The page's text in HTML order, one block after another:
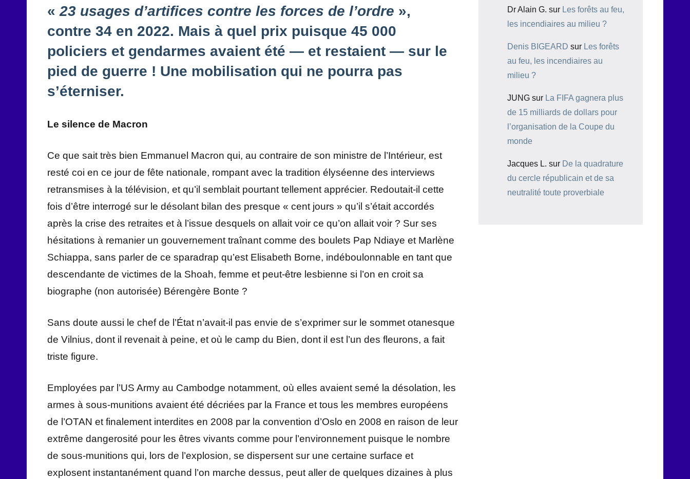
«23 usages d’artifices contre les forces de l’ordre »,
contre 34 en 2022. Mais à quel prix puisque 45 000
policiers et gendarmes avaient été — et restaient — sur le
pied de guerre ! Une mobilisation qui ne pourra pas
s’éterniser.
Le silence de Macron
Ce que sait très bien Emmanuel Macron qui, au contraire de son ministre de l’Intérieur, est
resté coi en ce jour de fête nationale, rompant avec la tradition élyséenne des interviews
retransmises à la télévision, et qu’il semblait pourtant tellement apprécier. Redoutait-il cette
fois d’être interrogé sur le désolant bilan des presque « cent jours » qu’il s’était accordés
après la crise des retraites et à l’issue desquels on allait voir ce qu’on allait voir ? Sur ses
hésitations à remanier un gouvernement traînant comme des boulets Pap Ndiaye et Marlène
Schiappa, sans parler de ce sparadrap qu’est Elisabeth Borne, indéboulonnable en tant que
descendante de victimes de la Shoah, femme et peut-être lesbienne si l’on en croit sa
biographe (non autorisée) Bérengère Bonte ?
Sans doute aussi le chef de l’État n’avait-il pas envie de s’exprimer sur le sommet otanesque
de Vilnius, dont il revenait à peine, et où le camp du Bien, dont il est l’un des fleurons, a fait
triste figure.
Employées par l’US Army au Cambodge notamment, où elles avaient semé la désolation, les
armes à sous-munitions avaient été décriées par la France et tous les membres européens
de l’OTAN et finalement interdites en 2008 par la convention d’Oslo en 2008 en raison de leur
extrême dangerosité pour les êtres vivants comme pour l’environnement puisque le nombre
de sous-munitions qui, lors de l’explosion, se dispersent sur une certaine surface et
explosent instantanément quand l’on marche dessus, peut aller de quelques dizaines à plus
Dr Alain G. sur Les forêts au feu,
les incendiaires au milieu ?
Denis BIGEARD sur Les forêts
au feu, les incendiaires au
milieu ?
JUNG sur La FIFA gagnera plus
de 15 milliards de dollars pour
l’organisation de la Coupe du
monde
Jacques L. sur De la quadrature
du cercle républicain et de sa
neutralité toute proverbiale